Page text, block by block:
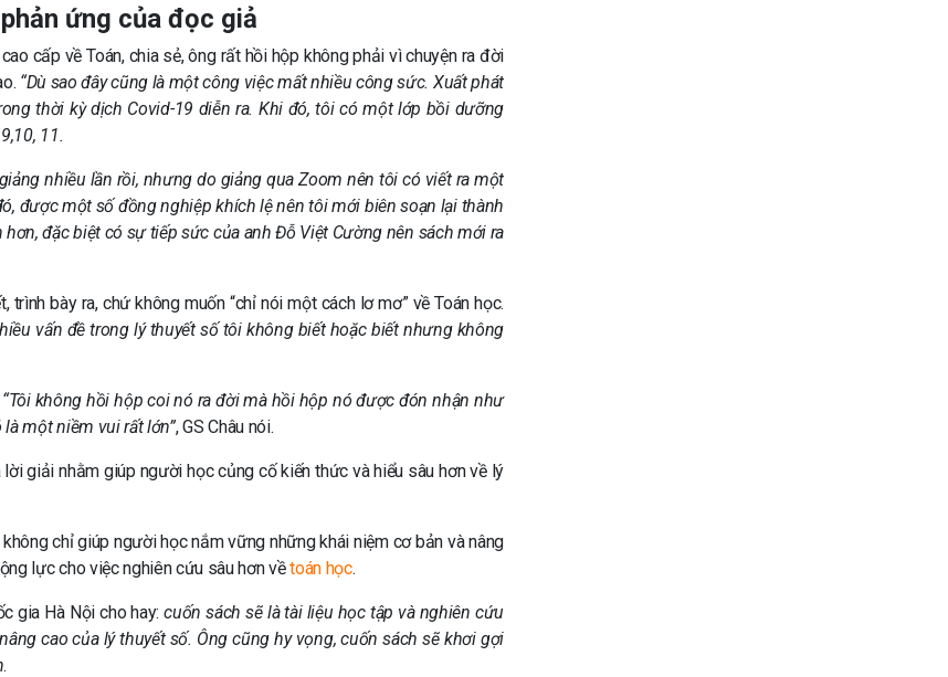
ứng của đọc giả
cấp về Toán, chia sẻ, ông rất hồi hộp không phải vì chuyện ra đời
“Dù sao đây cũng là một công việc mất nhiều công sức. Xuất phát
thời kỳ dịch Covid-19 diễn ra. Khi đó, tôi có một lớp bồi dưỡng
11.
nhiều lần rồi, nhưng do giảng qua Zoom nên tôi có viết ra một
được một số đồng nghiệp khích lệ nên tôi mới biên soạn lại thành
đặc biệt có sự tiếp sức của anh Đỗ Việt Cường nên sách mới ra
bày ra, chứ không muốn “chỉ nói một cách lơ mơ” về Toán học.
vấn đề trong lý thuyết số tôi không biết hoặc biết nhưng không
“Tôi không hồi hộp coi nó ra đời mà hồi hộp nó được đón nhận như
một niềm vui rất lớn”, GS Châu nói.
giải nhằm giúp người học củng cố kiến thức và hiểu sâu hơn về lý
chỉ giúp người học nắm vững những khái niệm cơ bản và nâng
lực cho việc nghiên cứu sâu hơn vềtoán học.
gia Hà Nội cho hay:cuốn sách sẽ là tài liệu học tập và nghiên cứu
cao của lý thuyết số. Ông cũng hy vọng, cuốn sách sẽ khơi gợi
.